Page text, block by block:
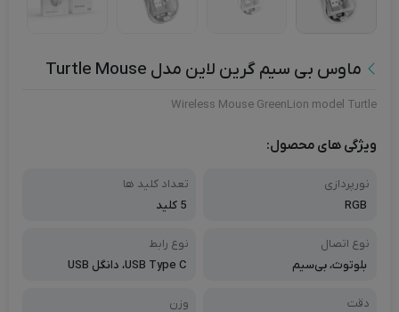
ماوس بی سیم گرین لاین مدل Turtle Mouse
Wireless Mouse GreenLion model Turtle
ویژگی های محصول:
نورپردازی
RGB
تعداد کلید ها
5 کلید
نوع اتصال
بلوتوث، بی‌سیم
نوع رابط
USB Type C، دانگل USB
دقت
وزن